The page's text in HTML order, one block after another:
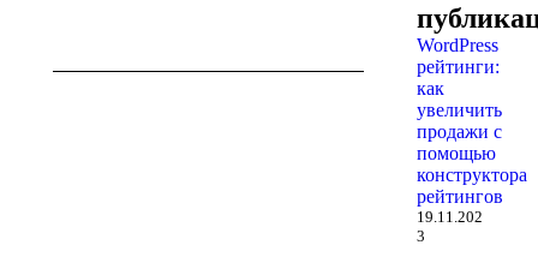
WordPress
рейтинги:
как
увеличить
продажи с
помощью
конструктора
рейтингов
19.11.202
3